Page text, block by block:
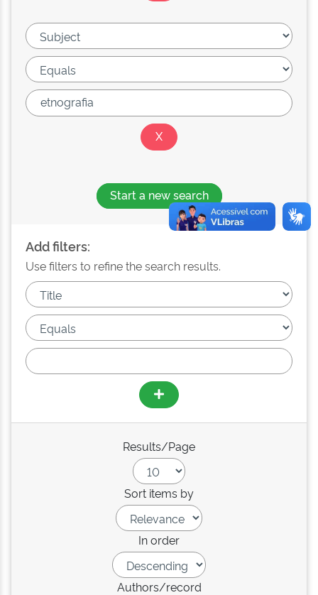
Start a new search
Add filters:
Use filters to refine the search results.
Results/Page
Sort items by
In order
Authors/record